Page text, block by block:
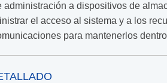
administración a dispositivos de
el acceso al sistema y a los
para mantenerlos